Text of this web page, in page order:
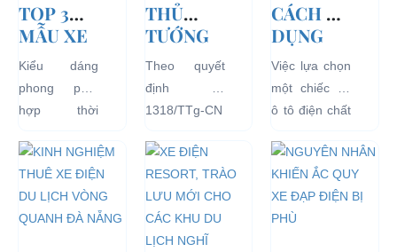
TOP 3
MẪU XE
Ô TÔ
ĐIỆN
THỊNH
HÀNH VÀ
BÁN
CHẠY
NHẤT
HIỆN
Kiểu dáng
phong phú,
hợp thời
dàng sử dụng
mà thân thiện
với môi
trường, đặc
THỦ
TƯỚNG
CHÍNH
PHỦ
ĐỒNG Ý
ĐIỂM XE
ĐIỆN 04
BÁNH
CHỞ
KHÁCH
Theo quyết
định số
1318/TTg-CN
27/09/2018,
Thủ tướng
Chính phủ đã
đồng ý việc
thí điểm việc
CÁCH SỬ
DỤNG
XE Ô TÔ
ĐIỆN ĐỂ
TĂNG
TUỔI
THỌ
CHO XE
Việc lựa chọn
một chiếc xe
ô tô điện chất
ngay từ đầu
sẽ mang lại
hiệu quả sử
dụng lâu dài